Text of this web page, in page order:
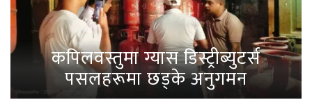
कपिलवस्तुमा ग्यास डिस्ट्रीब्युटर्स
पसलहरूमा छड्के अनुगमन